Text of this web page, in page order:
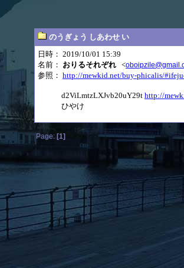
のうぎょう しあわせ い
日時： 2019/10/01 15:39
名前： おりるそれぞれ <
参照： http://mewkid.net/buy-phicalis/
d2ViLmtzLXJvb20uY29t http://
ひやけ
Page: [1]